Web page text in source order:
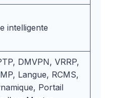
intelligente
DMVPN, VRRP,
Langue, RCMS,
Portail